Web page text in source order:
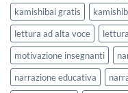
kamishibai gratis
lettura ad alta voce
motivazione insegnanti
narrazione educativa